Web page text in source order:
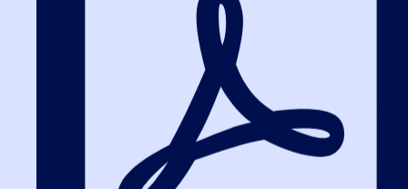
Мы собрали то, что чаще всего спрашивают наши слушатели из
1. Как часто нужно проходить
курсы повышения
квалификации?